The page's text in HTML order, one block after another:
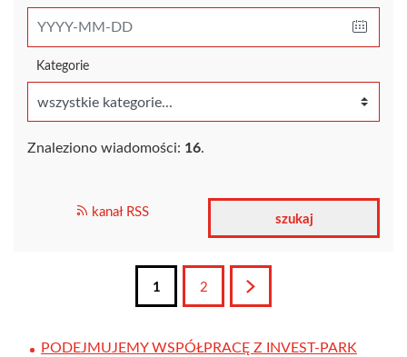
Kategorie
Znaleziono wiadomości: 16.
kanał RSS
1 2
PODEJMUJEMY WSPÓŁPRACĘ Z INVEST-PARK